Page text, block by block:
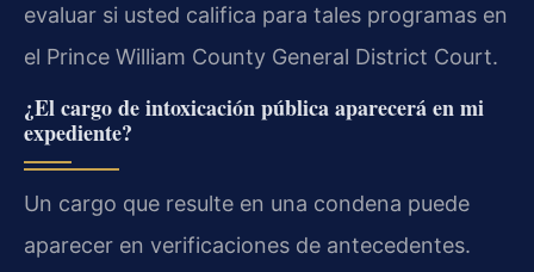
evaluar si usted califica para tales programas en
el Prince William County General District Court.
¿El cargo de intoxicación pública aparecerá en mi
expediente?
Un cargo que resulte en una condena puede
aparecer en verificaciones de antecedentes.